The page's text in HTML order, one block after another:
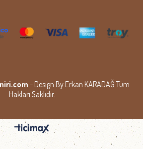
- Design By Erkan KARADAĞ Tüm
Hakları Saklıdır.